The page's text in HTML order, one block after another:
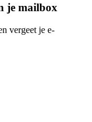
je mailbox
vergeet je e-